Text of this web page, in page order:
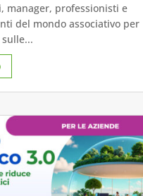
manager, professionisti e
del mondo associativo per